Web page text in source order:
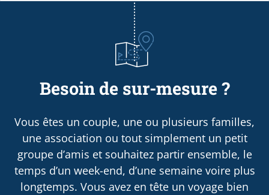
Besoin de sur-mesure ?
Vous êtes un couple, une ou plusieurs familles,
une association ou tout simplement un petit
groupe d’amis et souhaitez partir ensemble, le
temps d’un week-end, d’une semaine voire plus
longtemps. Vous avez en tête un voyage bien